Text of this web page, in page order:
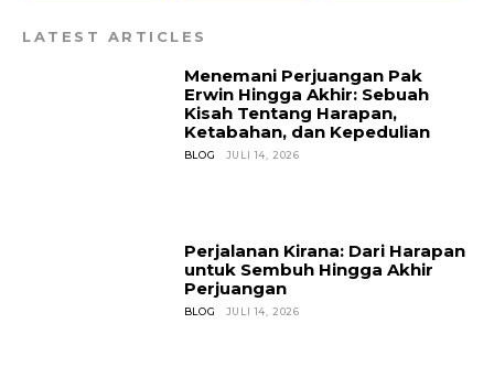
LATEST ARTICLES
Menemani Perjuangan Pak
Erwin Hingga Akhir: Sebuah
Kisah Tentang Harapan,
Ketabahan, dan Kepedulian
BLOG JULI 14, 2026
Perjalanan Kirana: Dari Harapan
untuk Sembuh Hingga Akhir
Perjuangan
BLOG JULI 14, 2026